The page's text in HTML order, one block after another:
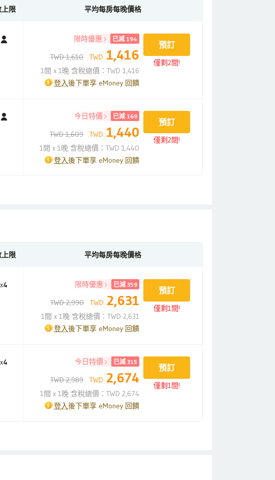
限 平均每房每晚價格
限時優惠 已減 194
TWD 1,610 TWD 1,416
1間 x 1晚 含稅總價：TWD 1,416
登入後下單享 eMoney 回饋
預訂
僅剩2間!
今日特價 已減 169
TWD 1,609 TWD 1,440
1間 x 1晚 含稅總價：TWD 1,440
登入後下單享 eMoney 回饋
預訂
僅剩2間!
限 平均每房每晚價格
x4 限時優惠 已減 359
TWD 2,990 TWD 2,631
1間 x 1晚 含稅總價：TWD 2,631
登入後下單享 eMoney 回饋
預訂
僅剩1間!
x4 今日特價 已減 315
TWD 2,989 TWD 2,674
1間 x 1晚 含稅總價：TWD 2,674
登入後下單享 eMoney 回饋
預訂
僅剩1間!